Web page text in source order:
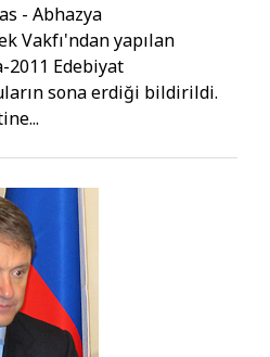
- Abhazya
Vakfı'ndan yapılan
2011 Edebiyat
sona erdiği bildirildi.